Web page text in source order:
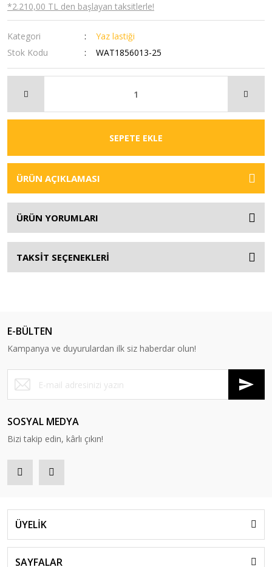
*2.210,00 TL den başlayan taksitlerle!
Kategori
Yaz lastiği
Stok Kodu
WAT1856013-25
SEPETE EKLE
ÜRÜN AÇIKLAMASI
ÜRÜN YORUMLARI
TAKSİT SEÇENEKLERİ
E-BÜLTEN
Kampanya ve duyurulardan ilk siz haberdar olun!
SOSYAL MEDYA
Bizi takip edin, kârlı çıkın!
ÜYELİK
SAYFALAR